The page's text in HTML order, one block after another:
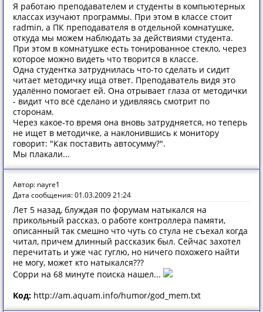
Я работаю преподавателем и студенты в компьютерных
классах изучают программы. При этом в классе стоит
radmin, а ПК преподавателя в отдельной комнатушке,
откуда мы можем наблюдать за действиями студента.
При этом в комнатушке есть тонированное стекло, через
которое можно видеть что творится в классе.
Одна студентка затруднилась что-то сделать и сидит
читает методичку ища ответ. Преподаватель видя это
удалённо помогает ей. Она отрывает глаза от методички
- видит что всё сделано и удивляясь смотрит по
сторонам.
Через какое-то время она вновь затрудняется, но теперь
не ищет в методичке, а наклонившись к монитору
говорит: "Как поставить автосумму?".
Мы плакали...
Автор: nayre1
Дата сообщения: 01.03.2009 21:24
Лет 5 назад, блуждая по форумам натыкался на
прикольный рассказ, о работе контроллера памяти,
описанный так смешно что чуть со стула не съехал когда
читал, причем длинный рассказик был. Сейчас захотел
перечитать и уже час гуглю, но ничего похожего найти
не могу, может кто натыкался???
Сорри на 68 минуте поиска нашел...
Код: http://am.aquam.info/humor/god_mem.txt